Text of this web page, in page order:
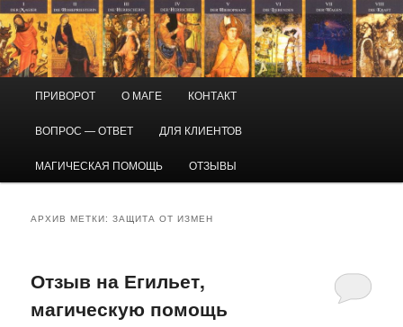
Перейти
к
основному
содержимому
Перейти
к
дополнительному
содержимому
Приворот и магическая помощь
Маг Виктор
ПРИВОРОТ О МАГЕ КОНТАКТ
ВОПРОС — ОТВЕТ ДЛЯ КЛИЕНТОВ
МАГИЧЕСКАЯ ПОМОЩЬ ОТЗЫВЫ
АРХИВ МЕТКИ:ЗАЩИТА ОТ ИЗМЕН
Отзыв на Егильет,
магическую помощь